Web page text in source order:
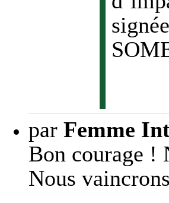
par Femme
Bon courage !
Nous vaincrons